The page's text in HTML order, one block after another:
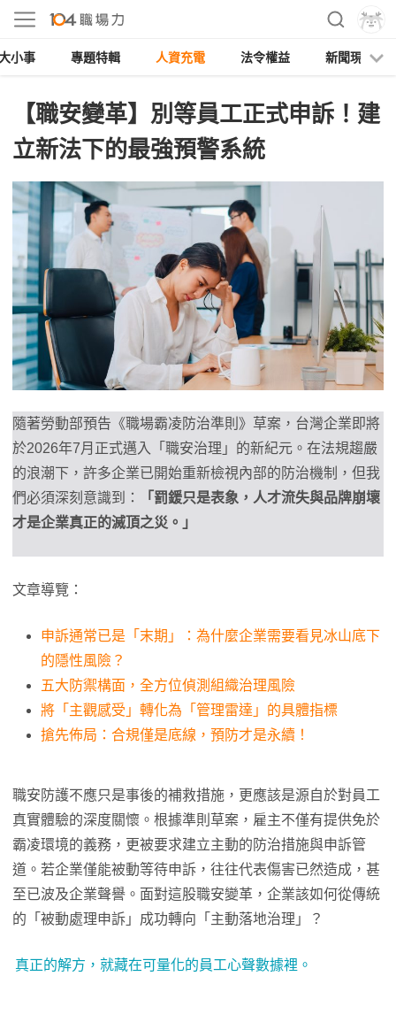
小事 專題特輯 人資充電 法令權益 新聞現場
【職安變革】別等員工正式申訴！建
立新法下的最強預警系統
隨著勞動部預告《職場霸凌防治準則》草案，台灣企業即將
於2026年7月正式邁入「職安治理」的新紀元。在法規趨嚴
的浪潮下，許多企業已開始重新檢視內部的防治機制，但我
們必須深刻意識到：
「罰鍰只是表象，人才流失與品牌崩壞
才是企業真正的滅頂之災。」
文章導覽：
申訴通常已是「末期」：為什麼企業需要看見冰山底下
的隱性風險？
五大防禦構面，全方位偵測組織治理風險
將「主觀感受」轉化為「管理雷達」的具體指標
搶先佈局：合規僅是底線，預防才是永續！
職安防護不應只是事後的補救措施，更應該是源自於對員工
真實體驗的深度關懷。根據準則草案，雇主不僅有提供免於
霸凌環境的義務，更被要求建立主動的防治措施與申訴管
道。若企業僅能被動等待申訴，往往代表傷害已然造成，甚
至已波及企業聲譽。面對這股職安變革，企業該如何從傳統
的「被動處理申訴」成功轉向「主動落地治理」？
真正的解方，就藏在可量化的員工心聲數據裡。